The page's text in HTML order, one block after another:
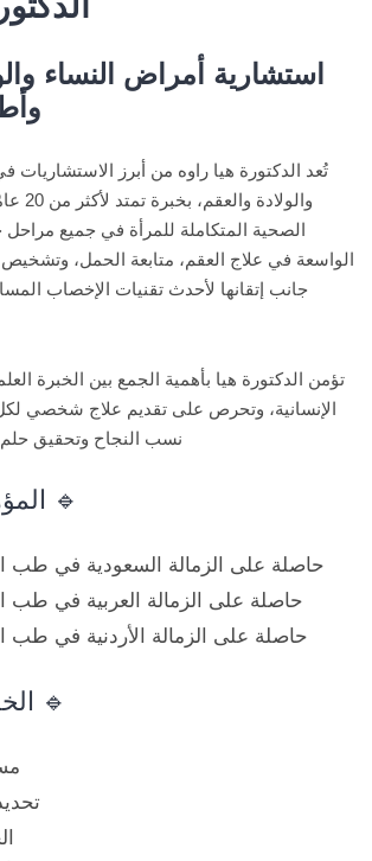
استشارية أمراض النساء
تُعد الدكتورة هيا راوه من أبرز
الصحية المتكاملة للمرأة في جميع مراحل
الواسعة في علاج العقم، متابعة الحمل،
جانب إتقانها لأحدث تقنيات الإخصاب
تؤمن الدكتورة هيا بأهمية الجمع بين الخبرة
الإنسانية، وتحرص على تقديم علاج شخصي
نسب النجاح وتحقيق
🔹
حاصلة على الزمالة السعودية في طب
حاصلة على الزمالة العربية في طب
حاصلة على الزمالة الأردنية في طب
🔹